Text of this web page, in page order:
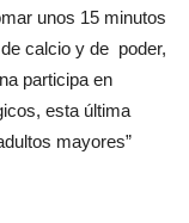
unos 15 minutos
calcio y de poder,
participa en
esta última
mayores”